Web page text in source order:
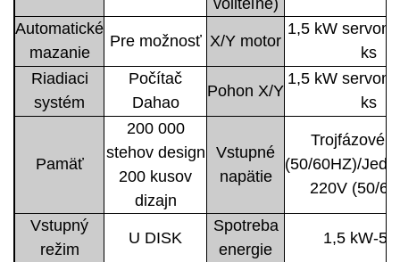
Automatické
mazanie
Pre možnosť X/Y motor
1,5 kW
ks
Riadiaci
systém
Počítač
Dahao
Pohon X/Y
1,5 kW
ks
Pamäť
200 000
stehov design
200 kusov
dizajn
Vstupné
napätie
Trojfázové
(50/60HZ)/
220V (50/
Vstupný
režim
U DISK
Spotreba
energie
1,5 kW-5